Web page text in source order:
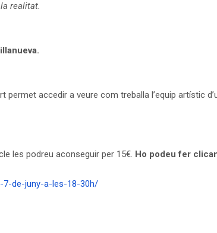
realitat.
permet accedir a veure com treballa l’equip artístic
les podreu aconseguir per 15€. Ho podeu fer
de-juny-a-les-18-30h/